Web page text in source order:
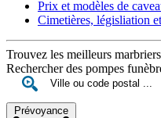
Prix et modèles de
Cimetières, législiation
Trouvez les meilleurs
Rechercher des pompes
Prévoyance